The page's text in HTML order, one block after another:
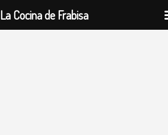
La Cocina de Frabisa